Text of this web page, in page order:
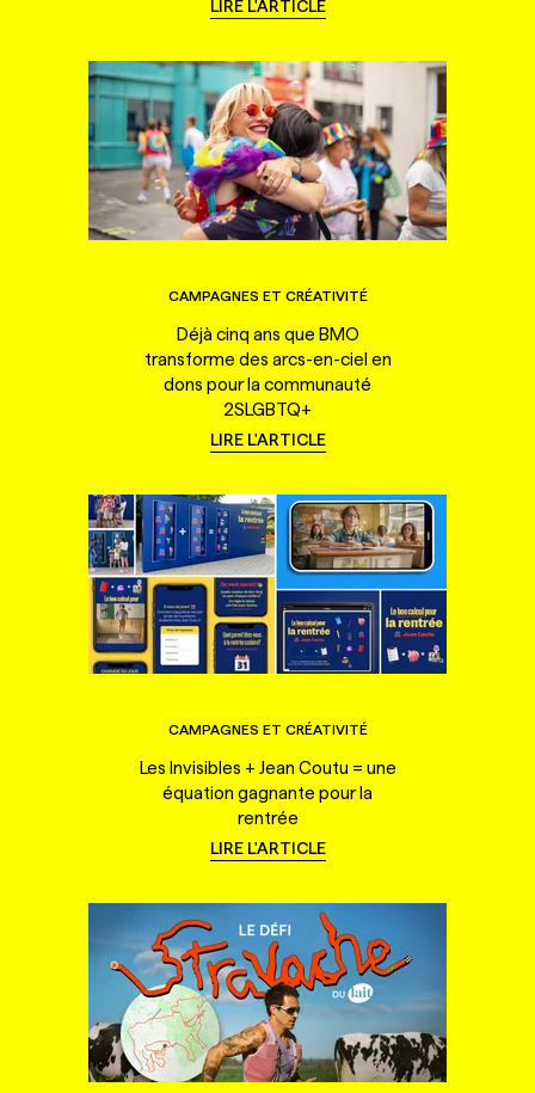
LIRE L'ARTICLE
CAMPAGNES ET CRÉATIVITÉ
Déjà cinq ans que BMO
transforme des arcs-en-ciel en
dons pour la communauté
2SLGBTQ+
LIRE L'ARTICLE
CAMPAGNES ET CRÉATIVITÉ
Les Invisibles + Jean Coutu = une
équation gagnante pour la
rentrée
LIRE L'ARTICLE